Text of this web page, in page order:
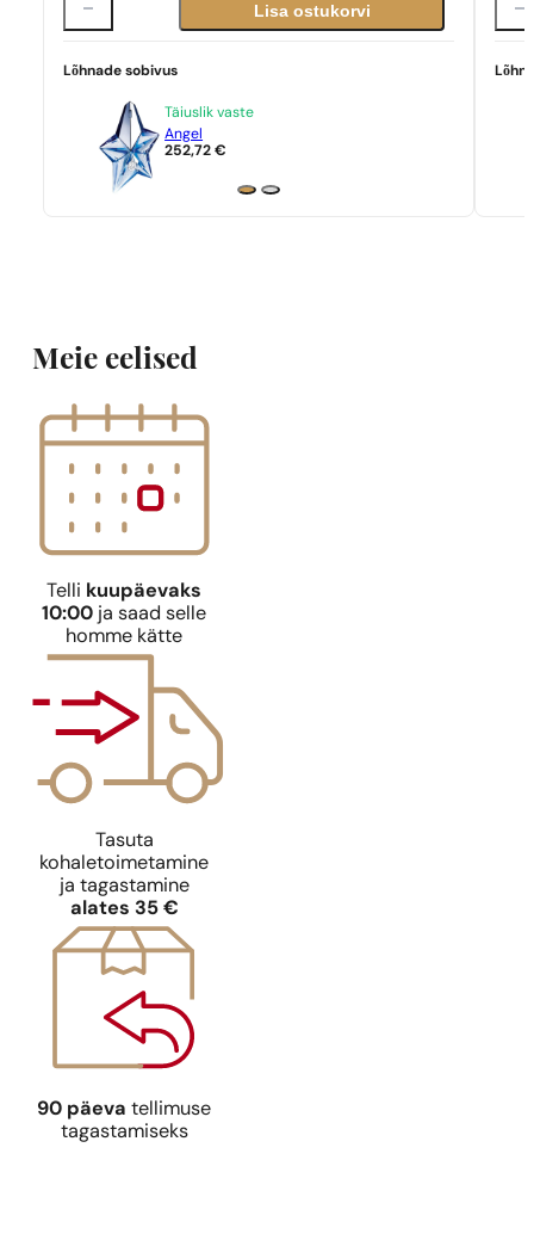
Lisa ostukorvi
Lõhnade sobivus
Täiuslik vaste
Angel
252,72€
Meie eelised
Telli kuupäevaks
10:00 ja saad selle
homme kätte
Tasuta
kohaletoimetamine
ja tagastamine
alates 35 €
90 päeva tellimuse
tagastamiseks